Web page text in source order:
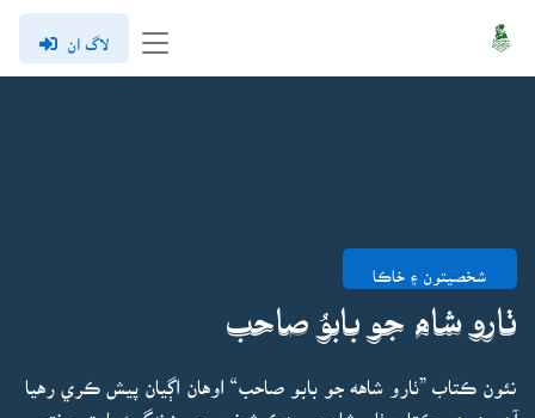
لاگ ان
شخصيتون ۽ خاڪا
ٺارو شاه جو بابوُ صاحب
نئون ڪتاب ”ٺارو شاهه جو بابو صاحب“ اوهان اڳيان پيش ڪري رهيا
آهيون. هي ڪتاب ٺاروشاه جي هڪ شخص جي زندگيءَ بابت مختصر